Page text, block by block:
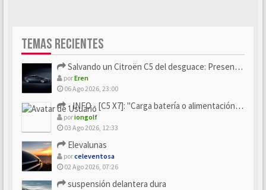
TEMAS RECIENTES
Salvando un Citroën C5 del desguace: Presentación y seguimiento
porEren
06 Ago 2026, 23:00
- INFO - [C5 X7]: "Carga batería o alimentación eléctri...
poriongolf
03 Ago 2026, 12:33
Elevalunas
porceleventosa
02 Ago 2026, 07:26
suspensión delantera dura